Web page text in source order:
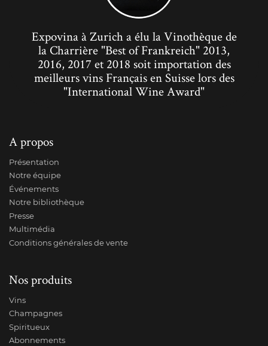
Expovina à Zurich a élu la Vinothèque de
la Charrière "Best of Frankreich" 2013,
2016, 2017 et 2018 soit importation des
meilleurs vins Français en Suisse lors des
"International Wine Award"
A propos
Présentation
Notre équipe
Événements
Notre bibliothèque
Presse
Multimédia
Conditions générales de vente
Nos produits
Vins
Champagnes
Spiritueux
Abonnements